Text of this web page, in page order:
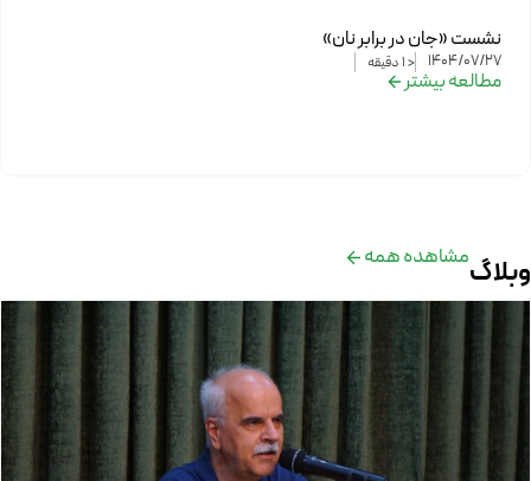
نشست «جان در برابر نان»
1404/07/27
< 1 دقیقه
مطالعه بیشتر
وبلاگمشاهده همه